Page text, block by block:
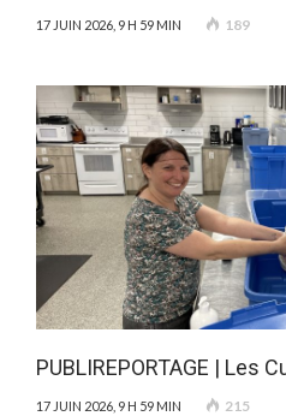
17 JUIN 2026, 9 H 59 MIN 189
PUBLIREPORTAGE | Les
17 JUIN 2026, 9 H 59 MIN 215